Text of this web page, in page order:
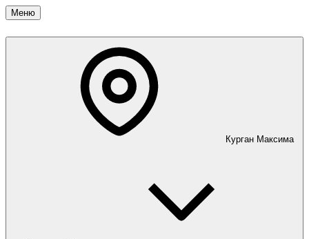
Меню
Курган Максима